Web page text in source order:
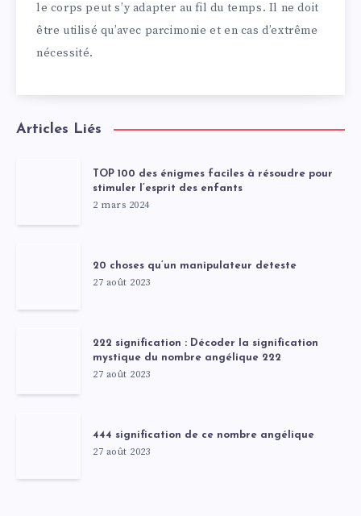
le corps peut s’y adapter au fil du temps. Il ne doit
être utilisé qu’avec parcimonie et en cas d’extrême
nécessité.
Articles Liés
TOP 100 des énigmes faciles à résoudre pour
stimuler l’esprit des enfants
2 mars 2024
20 choses qu’un manipulateur deteste
27 août 2023
222 signification : Décoder la signification
mystique du nombre angélique 222
27 août 2023
444 signification de ce nombre angélique
27 août 2023